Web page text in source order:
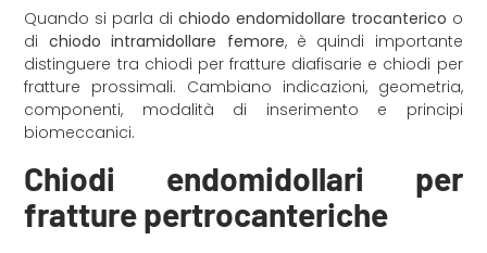
Quando si parla di chiodo endomidollare trocanterico o
di chiodo intramidollare femore, è quindi importante
distinguere tra chiodi per fratture diafisarie e chiodi per
fratture prossimali. Cambiano indicazioni, geometria,
componenti, modalità di inserimento e principi
biomeccanici.
Chiodi endomidollari per
fratture pertrocanteriche